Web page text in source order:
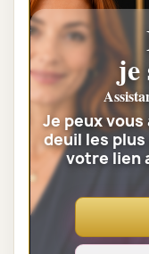
je
Je peux
deuil les
votre lien